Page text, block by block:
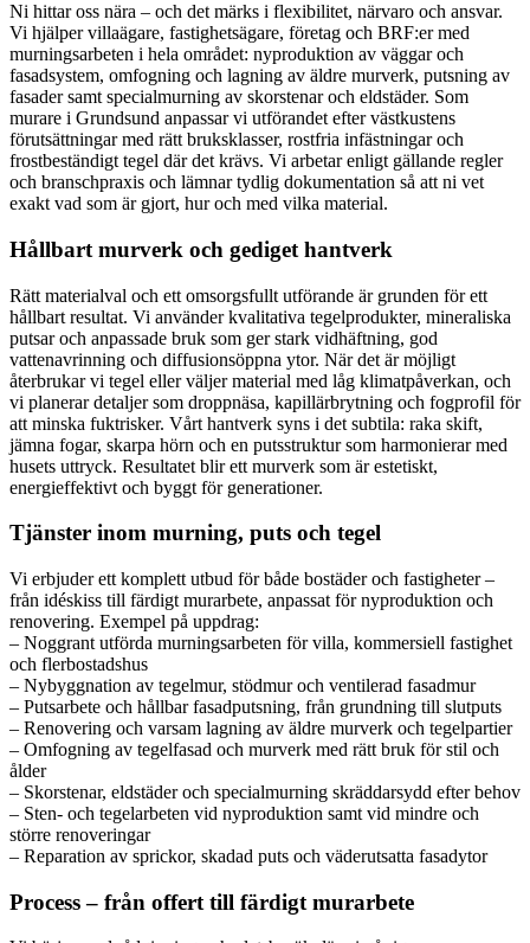
Ni hittar oss nära – och det märks i flexibilitet, närvaro och ansvar.
Vi hjälper villaägare, fastighetsägare, företag och BRF:er med
murningsarbeten i hela området: nyproduktion av väggar och
fasadsystem, omfogning och lagning av äldre murverk, putsning av
fasader samt specialmurning av skorstenar och eldstäder. Som
murare i Grundsund anpassar vi utförandet efter västkustens
förutsättningar med rätt bruksklasser, rostfria infästningar och
frostbeständigt tegel där det krävs. Vi arbetar enligt gällande regler
och branschpraxis och lämnar tydlig dokumentation så att ni vet
exakt vad som är gjort, hur och med vilka material.
Hållbart murverk och gediget hantverk
Rätt materialval och ett omsorgsfullt utförande är grunden för ett
hållbart resultat. Vi använder kvalitativa tegelprodukter, mineraliska
putsar och anpassade bruk som ger stark vidhäftning, god
vattenavrinning och diffusionsöppna ytor. När det är möjligt
återbrukar vi tegel eller väljer material med låg klimatpåverkan, och
vi planerar detaljer som droppnäsa, kapillärbrytning och fogprofil för
att minska fuktrisker. Vårt hantverk syns i det subtila: raka skift,
jämna fogar, skarpa hörn och en putsstruktur som harmonierar med
husets uttryck. Resultatet blir ett murverk som är estetiskt,
energieffektivt och byggt för generationer.
Tjänster inom murning, puts och tegel
Vi erbjuder ett komplett utbud för både bostäder och fastigheter –
från idéskiss till färdigt murarbete, anpassat för nyproduktion och
renovering. Exempel på uppdrag:
– Noggrant utförda murningsarbeten för villa, kommersiell fastighet
och flerbostadshus
– Nybyggnation av tegelmur, stödmur och ventilerad fasadmur
– Putsarbete och hållbar fasadputsning, från grundning till slutputs
– Renovering och varsam lagning av äldre murverk och tegelpartier
– Omfogning av tegelfasad och murverk med rätt bruk för stil och
ålder
– Skorstenar, eldstäder och specialmurning skräddarsydd efter behov
– Sten- och tegelarbeten vid nyproduktion samt vid mindre och
större renoveringar
– Reparation av sprickor, skadad puts och väderutsatta fasadytor
Process – från offert till färdigt murarbete